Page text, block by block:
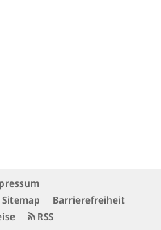
Sitemap
Barrierefreiheit
RSS